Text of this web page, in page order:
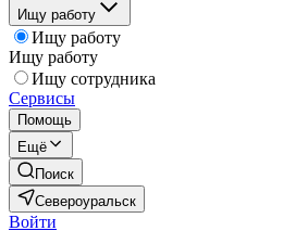
Ищу работу
Ищу работу
Ищу работу
Ищу сотрудника
Сервисы
Помощь
Ещё
Поиск
Североуральск
Войти